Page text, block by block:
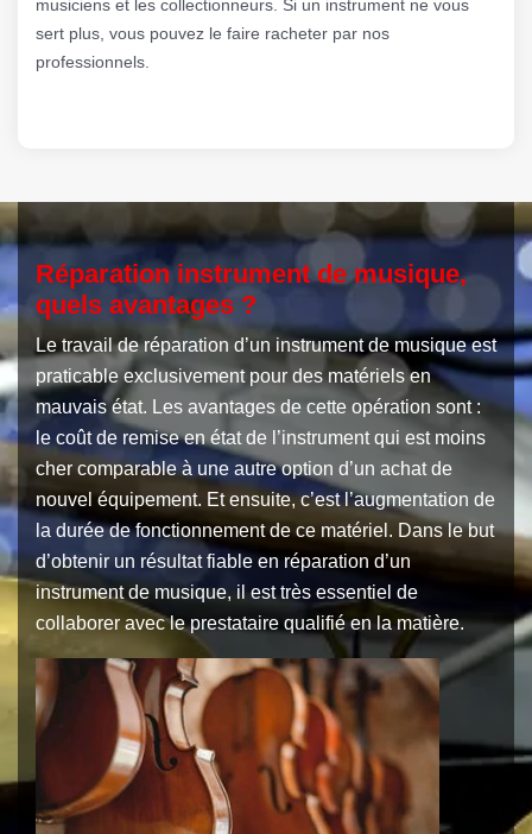
musiciens et les collectionneurs. Si un instrument ne vous
sert plus, vous pouvez le faire racheter par nos
professionnels.
Réparation instrument de musique,
quels avantages ?
Le travail de réparation d’un instrument de musique est
praticable exclusivement pour des matériels en
mauvais état. Les avantages de cette opération sont :
le coût de remise en état de l’instrument qui est moins
cher comparable à une autre option d’un achat de
nouvel équipement. Et ensuite, c’est l’augmentation de
la durée de fonctionnement de ce matériel. Dans le but
d’obtenir un résultat fiable en réparation d’un
instrument de musique, il est très essentiel de
collaborer avec le prestataire qualifié en la matière.